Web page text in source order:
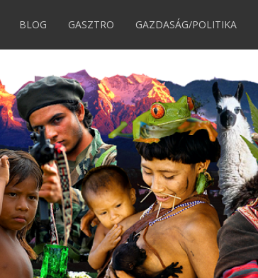
BLOG GASZTRO GAZDASÁG/POLITIKA